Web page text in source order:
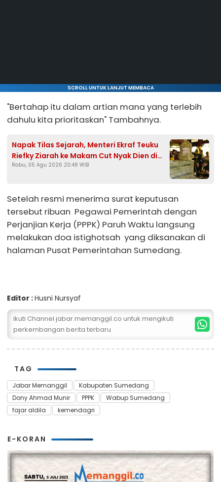
SCROLL UNTUK LANJUT MEMBACA
"Bertahap itu dalam artian mana yang terlebih
dahulu kita prioritaskan" Tambahnya.
Napak Tilas Sejarah, Menteri Ekraf Teuku
Riefky Ziarah ke Makam Cut Nyak Dien di
Sumedang
Rabu, 05 Agu 2026 20:48 WIB
Setelah resmi menerima surat keputusan
tersebut ribuan Pegawai Pemerintah dengan
Perjanjian Kerja (PPPK) Paruh Waktu langsung
melakukan doa istighotsah yang diksanakan di
halaman Pusat Pemerintahan Sumedang.
Editor :Husni Nursyaf
Ikuti Channel jabar.memanggil.co untuk mengikuti
perkembangan berita terbaru
TAG
Jabar Memanggil
Kabupaten Sumedang
Dony Ahmad Munir
PPPK
Wabup Sumedang
fajar aldila
kemendagri
E-KORAN